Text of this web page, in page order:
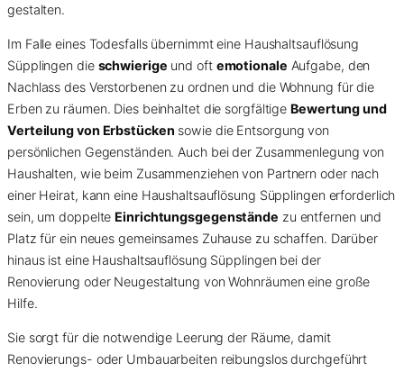
gestalten.
Im Falle eines Todesfalls übernimmt eine Haushaltsauflösung
Süpplingen die schwierige und oft emotionale Aufgabe, den
Nachlass des Verstorbenen zu ordnen und die Wohnung für die
Erben zu räumen. Dies beinhaltet die sorgfältigeBewertung und
Verteilung von Erbstücken sowie die Entsorgung von
persönlichen Gegenständen. Auch bei der Zusammenlegung von
Haushalten, wie beim Zusammenziehen von Partnern oder nach
einer Heirat, kann eine Haushaltsauflösung Süpplingen erforderlich
sein, um doppelteEinrichtungsgegenstände zu entfernen und
Platz für ein neues gemeinsames Zuhause zu schaffen. Darüber
hinaus ist eine Haushaltsauflösung Süpplingen bei der
Renovierung oder Neugestaltung von Wohnräumen eine große
Hilfe.
Sie sorgt für die notwendige Leerung der Räume, damit
Renovierungs- oder Umbauarbeiten reibungslos durchgeführt